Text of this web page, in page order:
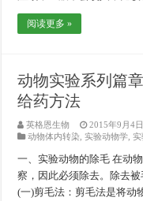
阅读更多 »
动物实验系列篇
给药方法
英格恩生物
2015年9月4日
动物体内转染 ,实验动物学 ,实
一、实验动物的除毛 在动
察，因此必须除去。除去
(一)剪毛法：剪毛法是将动